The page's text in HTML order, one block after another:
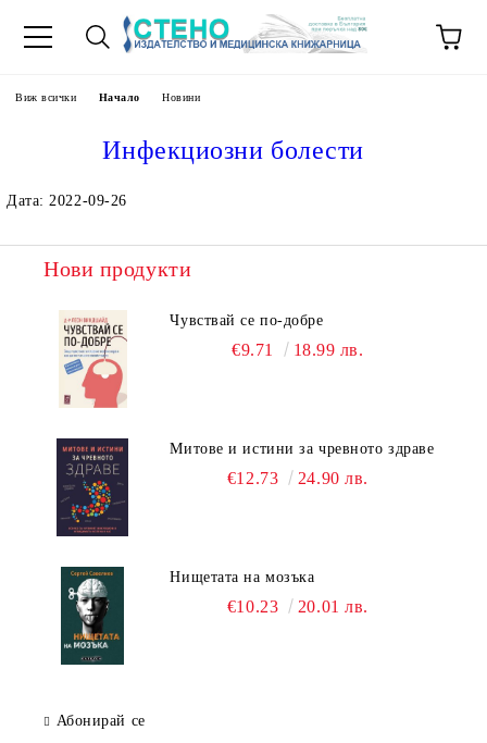
Виж всички Начало Новини
Инфекциозни болести
Дата: 2022-09-26
Нови продукти
Чувствай се по-добре
€9.71 18.99 лв.
Митове и истини за чревното здраве
€12.73 24.90 лв.
Нищетата на мозъка
€10.23 20.01 лв.
Абонирай се